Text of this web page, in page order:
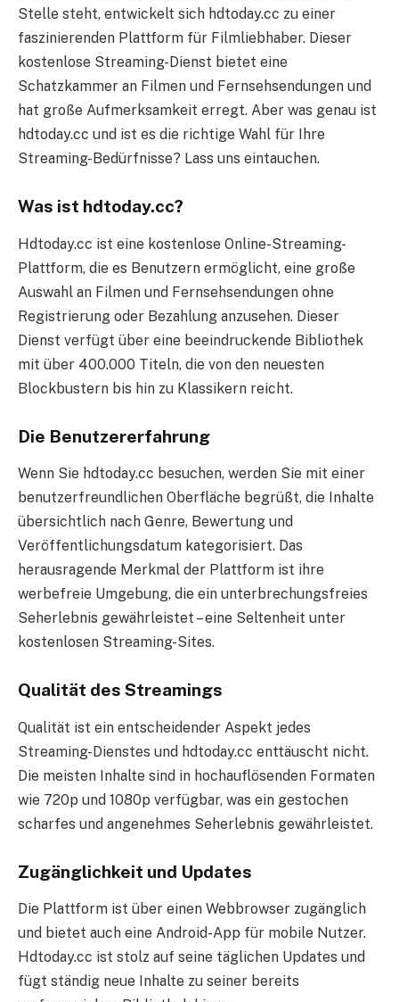
Stelle steht, entwickelt sich hdtoday.cc zu einer
faszinierenden Plattform für Filmliebhaber. Dieser
kostenlose Streaming-Dienst bietet eine
Schatzkammer an Filmen und Fernsehsendungen und
hat große Aufmerksamkeit erregt. Aber was genau ist
hdtoday.cc und ist es die richtige Wahl für Ihre
Streaming-Bedürfnisse? Lass uns eintauchen.
Was ist hdtoday.cc?
Hdtoday.cc ist eine kostenlose Online-Streaming-
Plattform, die es Benutzern ermöglicht, eine große
Auswahl an Filmen und Fernsehsendungen ohne
Registrierung oder Bezahlung anzusehen. Dieser
Dienst verfügt über eine beeindruckende Bibliothek
mit über 400.000 Titeln, die von den neuesten
Blockbustern bis hin zu Klassikern reicht.
Die Benutzererfahrung
Wenn Sie hdtoday.cc besuchen, werden Sie mit einer
benutzerfreundlichen Oberfläche begrüßt, die Inhalte
übersichtlich nach Genre, Bewertung und
Veröffentlichungsdatum kategorisiert. Das
herausragende Merkmal der Plattform ist ihre
werbefreie Umgebung, die ein unterbrechungsfreies
Seherlebnis gewährleistet – eine Seltenheit unter
kostenlosen Streaming-Sites.
Qualität des Streamings
Qualität ist ein entscheidender Aspekt jedes
Streaming-Dienstes und hdtoday.cc enttäuscht nicht.
Die meisten Inhalte sind in hochauflösenden Formaten
wie 720p und 1080p verfügbar, was ein gestochen
scharfes und angenehmes Seherlebnis gewährleistet.
Zugänglichkeit und Updates
Die Plattform ist über einen Webbrowser zugänglich
und bietet auch eine Android-App für mobile Nutzer.
Hdtoday.cc ist stolz auf seine täglichen Updates und
fügt ständig neue Inhalte zu seiner bereits